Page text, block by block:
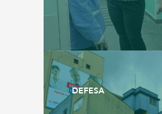
DEFESA